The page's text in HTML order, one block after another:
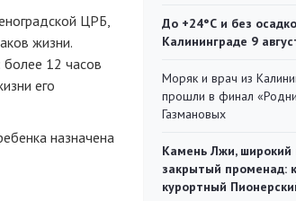
ЦРБ,
жизни.
12 часов
его
назначена
До +24°С и без
Калининграде 9
Моряк и врач из
прошли в финал
Газмановых
Камень Лжи, широкий
закрытый променад:
курортный